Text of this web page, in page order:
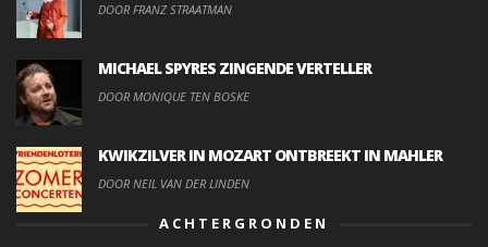
DOOR FRANZ STRAATMAN
MICHAEL SPYRES ZINGENDE VERTELLER
DOOR MONIQUE TEN BOSKE
KWIKZILVER IN MOZART ONTBREEKT IN MAHLER
DOOR NEIL VAN DER LINDEN
ACHTERGRONDEN